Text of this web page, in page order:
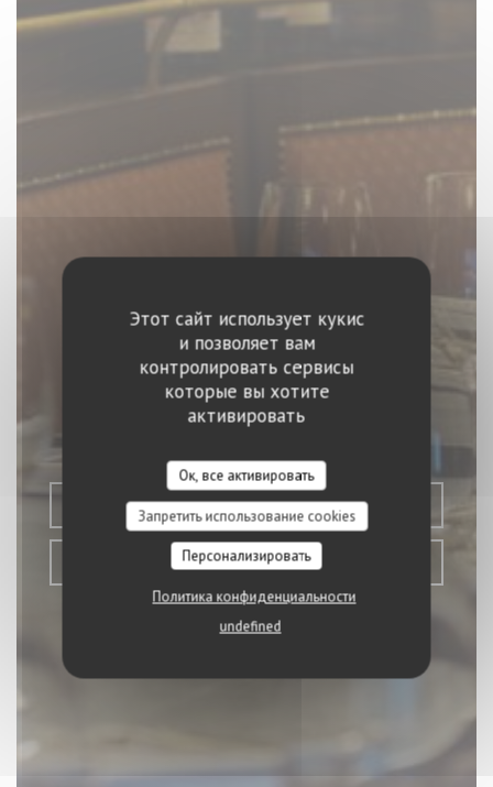
Этот сайт использует кукис
и позволяет вам
контролировать сервисы
которые вы хотите
активировать
Ок, все активировать
Запретить использование cookies
Персонализировать
Политика конфиденциальности
undefined
Le Petit Sommelier
ЗАБРОНИРОВАТЬ СТОЛИК
НАВЫНОС